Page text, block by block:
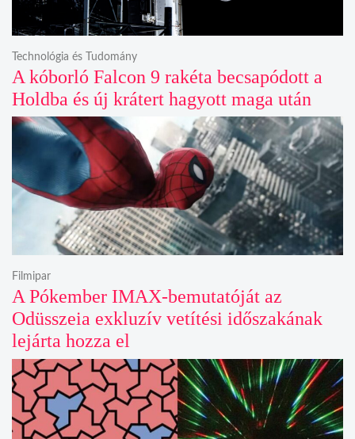
A kóborló Falcon 9 rakéta becsapódott a
Holdba és új krátert hagyott maga után
Technológia és Tudomány
A Pókember IMAX-bemutatóját az
Odüsszeia exkluzív vetítési időszakának
lejárta hozza el
Filmipar